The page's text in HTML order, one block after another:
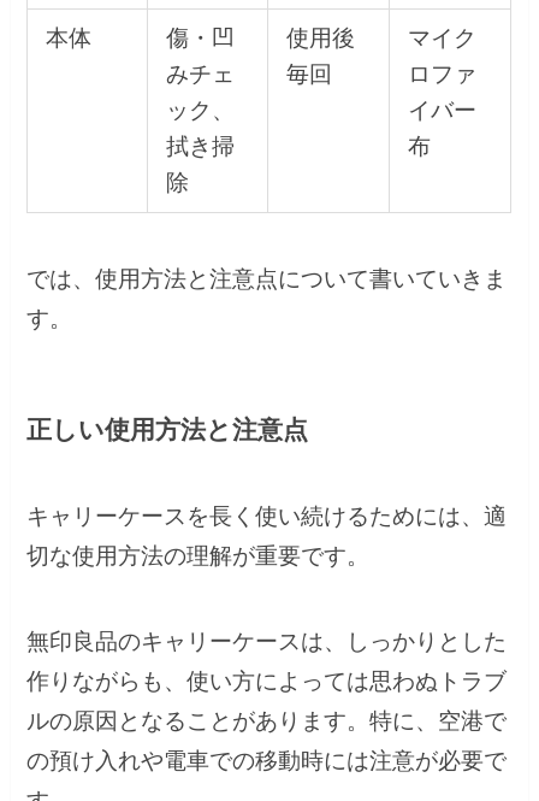
本体
傷・凹
みチェ
ック、
拭き掃
除
使用後
毎回
マイク
ロファ
イバー
布
では、使用方法と注意点について書いていきま
す。
正しい使用方法と注意点
キャリーケースを長く使い続けるためには、適
切な使用方法の理解が重要です。
無印良品のキャリーケースは、しっかりとした
作りながらも、使い方によっては思わぬトラブ
ルの原因となることがあります。特に、空港で
の預け入れや電車での移動時には注意が必要で